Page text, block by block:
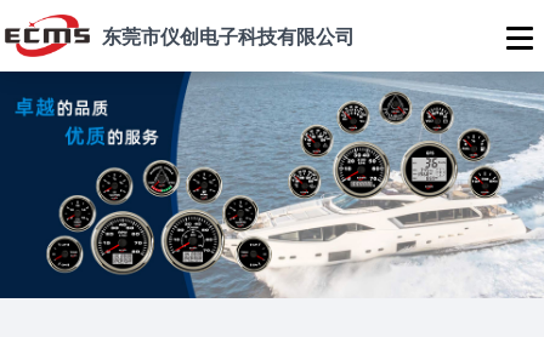
东莞市仪创电子科技有限公司